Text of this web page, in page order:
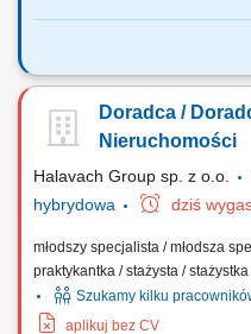
Twoje zadania? Systematyczne
klientami. Organizacja cyklu
nieruchomości. Realizacja celów
Doradca /
Nieruchomości
Halavach Group sp. z o.o.
hybrydowa
dziś
młodszy specjalista / młodsza
praktykantka / stażysta / stażystka
Szukamy kilku
aplikuj bez CV